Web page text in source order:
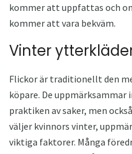
kommer att uppfattas och
kommer att vara bekväm.
Vinter
Flickor är traditionellt den
köpare. De
praktiken av saker, men
väljer kvinnors vinter,
viktiga faktorer. Många